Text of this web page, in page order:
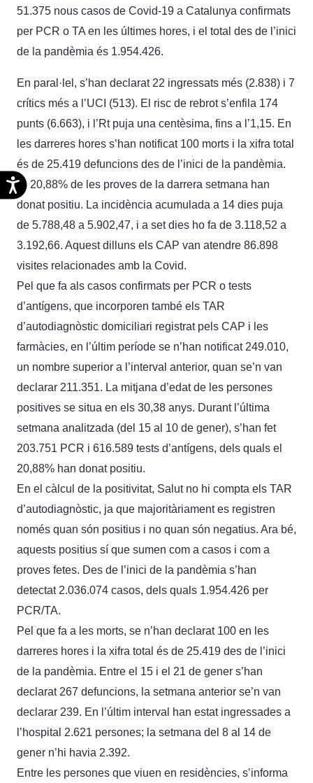
Accesibilidad
51.375 nous casos de Covid-19 a Catalunya confirmats
per PCR o TA en les últimes hores, i el total des de l’inici
de la pandèmia és 1.954.426.
En paral·lel, s’han declarat 22 ingressats més (2.838) i 7
crítics més a l’UCI (513). El risc de rebrot s’enfila 174
punts (6.663), i l’Rt puja una centèsima, fins a l’1,15. En
les darreres hores s’han notificat 100 morts i la xifra total
és de 25.419 defuncions des de l’inici de la pandèmia.
El 20,88% de les proves de la darrera setmana han
donat positiu. La incidència acumulada a 14 dies puja
de 5.788,48 a 5.902,47, i a set dies ho fa de 3.118,52 a
3.192,66. Aquest dilluns els CAP van atendre 86.898
visites relacionades amb la Covid.
Pel que fa als casos confirmats per PCR o tests
d’antígens, que incorporen també els TAR
d’autodiagnòstic domiciliari registrat pels CAP i les
farmàcies, en l’últim període se n’han notificat 249.010,
un nombre superior a l’interval anterior, quan se’n van
declarar 211.351. La mitjana d’edat de les persones
positives se situa en els 30,38 anys. Durant l’última
setmana analitzada (del 15 al 10 de gener), s’han fet
203.751 PCR i 616.589 tests d’antígens, dels quals el
20,88% han donat positiu.
En el càlcul de la positivitat, Salut no hi compta els TAR
d’autodiagnòstic, ja que majoritàriament es registren
només quan són positius i no quan són negatius. Ara bé,
aquests positius sí que sumen com a casos i com a
proves fetes. Des de l’inici de la pandèmia s’han
detectat 2.036.074 casos, dels quals 1.954.426 per
PCR/TA.
Pel que fa a les morts, se n’han declarat 100 en les
darreres hores i la xifra total és de 25.419 des de l’inici
de la pandèmia. Entre el 15 i el 21 de gener s’han
declarat 267 defuncions, la setmana anterior se’n van
declarar 239. En l’últim interval han estat ingressades a
l’hospital 2.621 persones; la setmana del 8 al 14 de
gener n’hi havia 2.392.
Entre les persones que viuen en residències, s’informa